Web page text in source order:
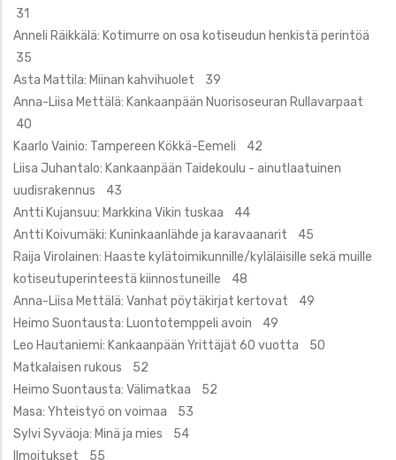
31
Anneli Räikkälä: Kotimurre on osa kotiseudun henkistä perintöä
35
Asta Mattila: Miinan kahvihuolet 39
Anna-Liisa Mettälä: Kankaanpään Nuorisoseuran Rullavarpaat
40
Kaarlo Vainio: Tampereen Kökkä-Eemeli 42
Liisa Juhantalo: Kankaanpään Taidekoulu - ainutlaatuinen
uudisrakennus 43
Antti Kujansuu: Markkina Vikin tuskaa 44
Antti Koivumäki: Kuninkaanlähde ja karavaanarit 45
Raija Virolainen: Haaste kylätoimikunnille/kyläläisille sekä muille
kotiseutuperinteestä kiinnostuneille 48
Anna-Liisa Mettälä: Vanhat pöytäkirjat kertovat 49
Heimo Suontausta: Luontotemppeli avoin 49
Leo Hautaniemi: Kankaanpään Yrittäjät 60 vuotta 50
Matkalaisen rukous 52
Heimo Suontausta: Välimatkaa 52
Masa: Yhteistyö on voimaa 53
Sylvi Syväoja: Minä ja mies 54
Ilmoitukset 55